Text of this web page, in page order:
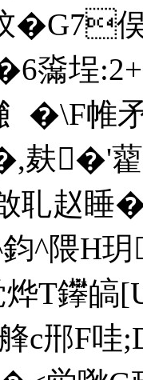
�G7
埕
帷
麸�'
赵睡
^隈
T鑻皜
c郉F